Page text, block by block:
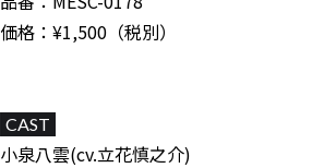
価格：¥1,500（税別）
CAST
小泉八雲(cv.立花慎之介)